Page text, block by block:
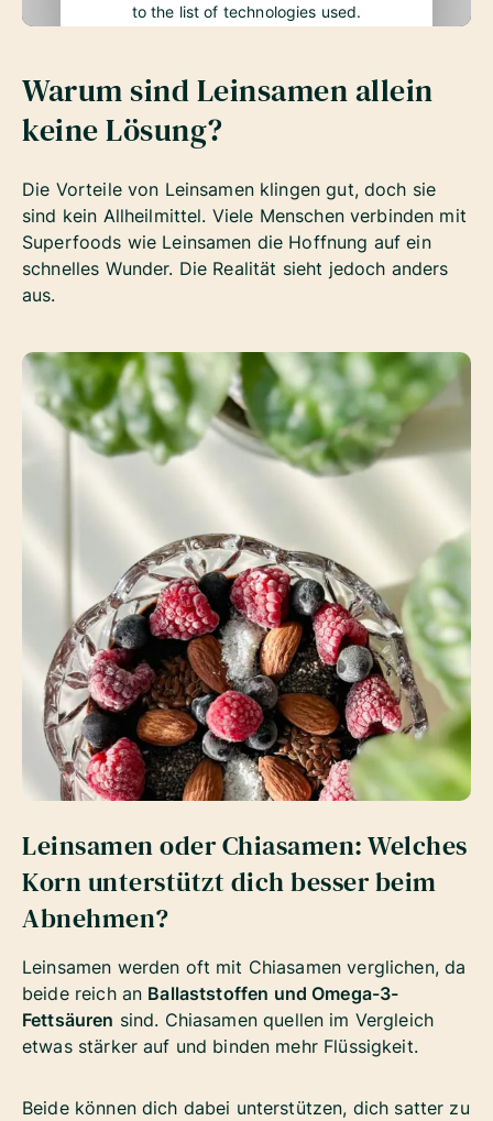
to the list of technologies used.
Warum sind Leinsamen allein
keine Lösung?
Die Vorteile von Leinsamen klingen gut, doch sie
sind kein Allheilmittel. Viele Menschen verbinden mit
Superfoods wie Leinsamen die Hoffnung auf ein
schnelles Wunder. Die Realität sieht jedoch anders
aus.
Leinsamen oder Chiasamen: Welches
Korn unterstützt dich besser beim
Abnehmen?
Leinsamen werden oft mit Chiasamen verglichen, da
beide reich an Ballaststoffen und Omega-3-
Fettsäuren sind. Chiasamen quellen im Vergleich
etwas stärker auf und binden mehr Flüssigkeit.
Beide können dich dabei unterstützen, dich satter zu